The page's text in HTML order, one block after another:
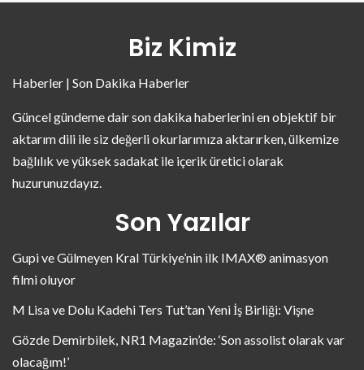
Biz Kimiz
Haberler | Son Dakika Haberler
Güncel gündeme dair son dakika haberlerini en objektif bir
aktarım dili ile siz değerli okurlarımıza aktarırken, ülkemize
bağlılık ve yüksek sadakat ile içerik üretici olarak
huzurunuzdayız.
Son Yazılar
Gupi ve Gülmeyen Kral Türkiye’nin ilk IMAX® animasyon
filmi oluyor
M Lisa ve Dolu Kadehi Ters Tut’tan Yeni İş Birliği: Vişne
Gözde Demirbilek, NR1 Magazin’de: ‘Son assolist olarak var
olacağım!’